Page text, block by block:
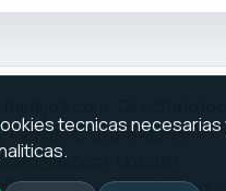
Ricardo Cruzate Muñoz ·
tecnicas necesarias